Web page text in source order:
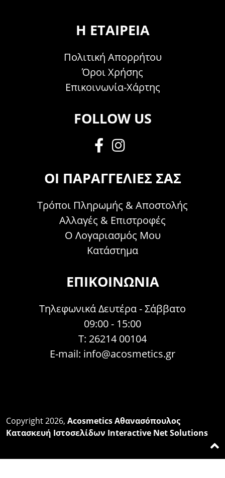
Η ΕΤΑΙΡΕΊΑ
Πολιτική Απορρήτου
Όροι Χρήσης
Επικοινωνία-Χάρτης
FOLLOW US
ΟΙ ΠΑΡΑΓΓΕΛΊΕΣ ΣΑΣ
Τρόποι Πληρωμής & Αποστολής
Αλλαγές & Επιστροφές
Ο Λογαριασμός Μου
Κατάστημα
ΕΠΙΚΟΙΝΩΝΊΑ
Τηλεφωνικά Δευτέρα - Σάββατο
09:00 - 15:00
Τ: 26214 00104
E-mail: info@acosmetics.gr
Copyright 2026, Acosmetics Αθανασόπουλος
Κατασκευή Ιστοσελίδων Interactive Net Solutions